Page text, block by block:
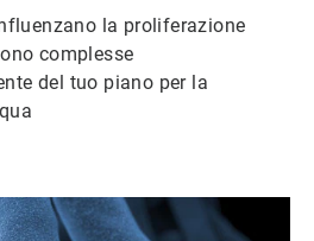
la proliferazione
complesse
del tuo piano per la